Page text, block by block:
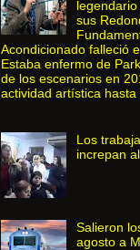
sus
Acondicionado falleció
Estaba enfermo de
de los escenarios en
actividad artística hasta
Los
increpan
Salieron
agosto a